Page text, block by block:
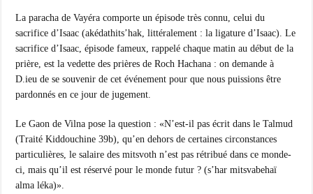
La paracha de Vayéra comporte un épisode très connu, celui du
sacrifice d’Isaac (akédathits’hak, littéralement : la ligature d’Isaac). Le
sacrifice d’Isaac, épisode fameux, rappelé chaque matin au début de la
prière, est la vedette des prières de Roch Hachana : on demande à
D.ieu de se souvenir de cet événement pour que nous puissions être
pardonnés en ce jour de jugement.
Le Gaon de Vilna pose la question : «N’est-il pas écrit dans le Talmud
(Traité Kiddouchine 39b), qu’en dehors de certaines circonstances
particulières, le salaire des mitsvoth n’est pas rétribué dans ce monde-
ci, mais qu’il est réservé pour le monde futur ? (s’har mitsvabehaï
alma léka)».